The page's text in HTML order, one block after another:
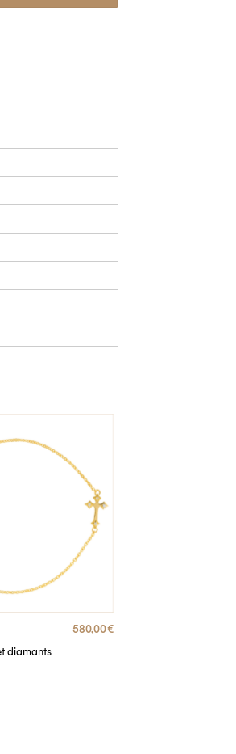
diamants
580,00€